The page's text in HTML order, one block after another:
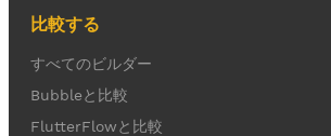
比較する
すべてのビルダー
Bubbleと比較
FlutterFlowと比較